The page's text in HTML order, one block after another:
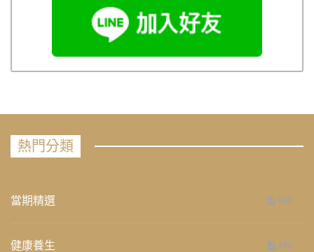
熱門分類
當期精選 658
健康養生 276